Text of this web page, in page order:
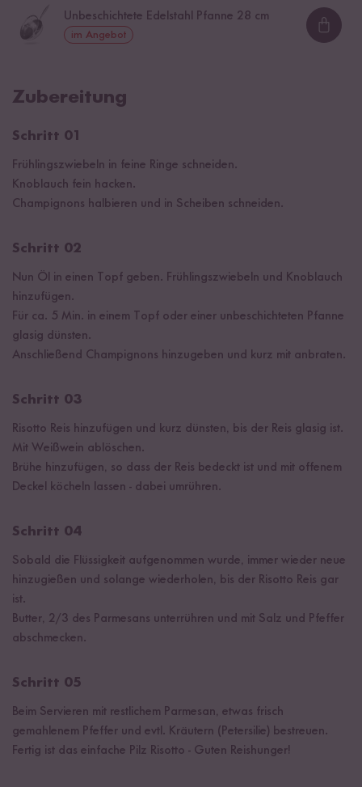
Unbeschichtete Edelstahl Pfanne 28 cm
im Angebot
Zubereitung
Schritt 01
Frühlingszwiebeln in feine Ringe schneiden.
Knoblauch fein hacken.
Champignons halbieren und in Scheiben schneiden.
Schritt 02
Nun Öl in einen Topf geben. Frühlingszwiebeln und Knoblauch
hinzufügen.
Für ca. 5 Min. in einem Topf oder einer unbeschichteten Pfanne
glasig dünsten.
Anschließend Champignons hinzugeben und kurz mit anbraten.
Schritt 03
Risotto Reis hinzufügen und kurz dünsten, bis der Reis glasig ist.
Mit Weißwein ablöschen.
Brühe hinzufügen, so dass der Reis bedeckt ist und mit offenem
Deckel köcheln lassen - dabei umrühren.
Schritt 04
Sobald die Flüssigkeit aufgenommen wurde, immer wieder neue
hinzugießen und solange wiederholen, bis der Risotto Reis gar
ist.
Butter, 2/3 des Parmesans unterrühren und mit Salz und Pfeffer
abschmecken.
Schritt 05
Beim Servieren mit restlichem Parmesan, etwas frisch
gemahlenem Pfeffer und evtl. Kräutern (Petersilie) bestreuen.
Fertig ist das einfache Pilz Risotto - Guten Reishunger!